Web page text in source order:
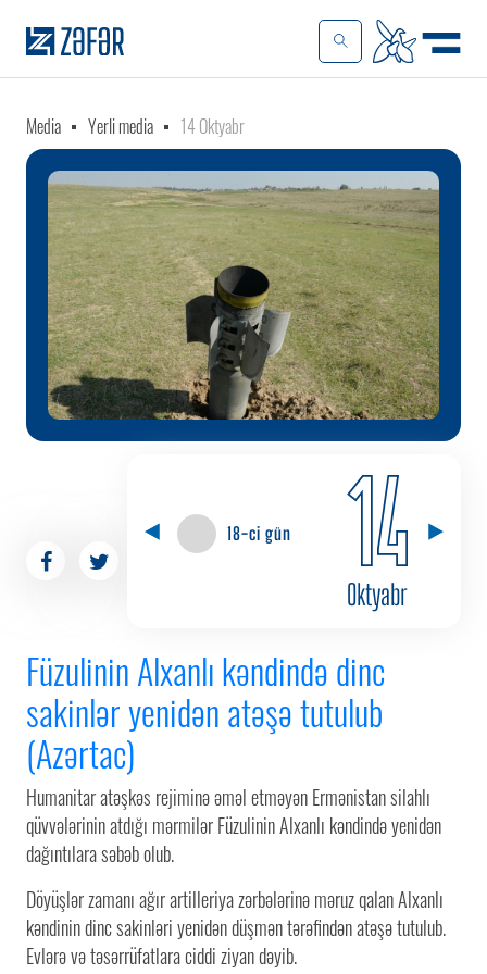
Media Yerli media 14 Oktyabr
18-ci gün 14
Oktyabr
Füzulinin Alxanlı kəndində dinc
sakinlər yenidən atəşə tutulub
(Azərtac)
Humanitar atəşkəs rejiminə əməl etməyən Ermənistan silahlı
qüvvələrinin atdığı mərmilər Füzulinin Alxanlı kəndində yenidən
dağıntılara səbəb olub.
Döyüşlər zamanı ağır artilleriya zərbələrinə məruz qalan Alxanlı
kəndinin dinc sakinləri yenidən düşmən tərəfindən atəşə tutulub.
Evlərə və təsərrüfatlara ciddi ziyan dəyib.